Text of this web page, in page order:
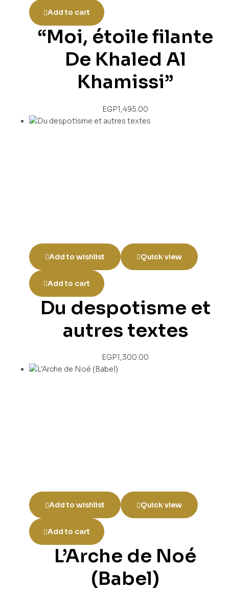
Add to cart
“Moi, étoile filante
De Khaled Al
Khamissi”
EGP1,495.00
Add to wishlist Quick view
Add to cart
Du despotisme et
autres textes
EGP1,300.00
Add to wishlist Quick view
Add to cart
L’Arche de Noé
(Babel)